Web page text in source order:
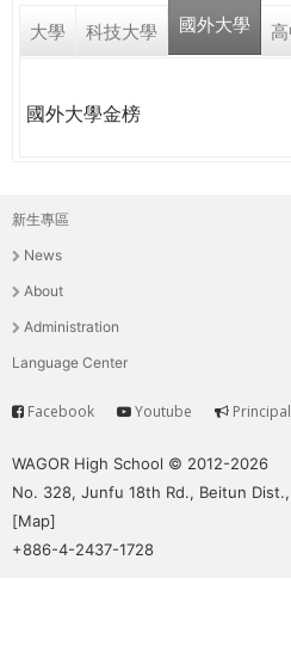
培
養
具
國
移
動
的
世
界
公
e
r
e
大學 科技大學 國外大學
國外大學金榜
主
選
單
新生專區
News
About
Administration
Language Center
Service
Facebook Youtube
WAGOR High School © 2012-2026
No. 328, Junfu 18th Rd., Beitun
[Map]
+886-4-2437-1728